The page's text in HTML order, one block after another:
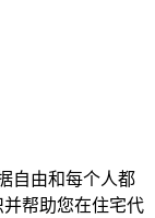
自由和每个人都
并帮助您在住宅代